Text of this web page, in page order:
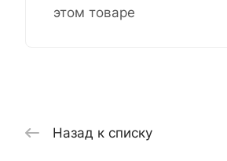
этом товаре
Назад к списку